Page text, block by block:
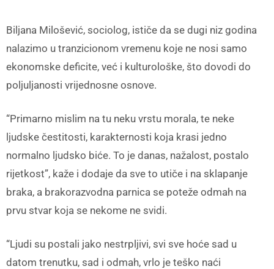
Biljana Milošević, sociolog, ističe da se dugi niz godina
nalazimo u tranzicionom vremenu koje ne nosi samo
ekonomske deficite, već i kulturološke, što dovodi do
poljuljanosti vrijednosne osnove.
“Primarno mislim na tu neku vrstu morala, te neke
ljudske čestitosti, karakternosti koja krasi jedno
normalno ljudsko biće. To je danas, nažalost, postalo
rijetkost”, kaže i dodaje da sve to utiče i na sklapanje
braka, a brakorazvodna parnica se poteže odmah na
prvu stvar koja se nekome ne svidi.
“Ljudi su postali jako nestrpljivi, svi sve hoće sad u
datom trenutku, sad i odmah, vrlo je teško naći